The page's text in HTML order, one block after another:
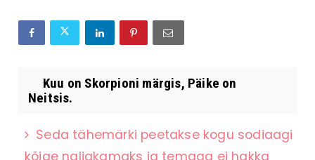
Kuu on Skorpioni märgis, Päike on
Neitsis.
Seda tähemärki peetakse kogu sodiaagi
kõige naljakamaks ja temaga ei hakka